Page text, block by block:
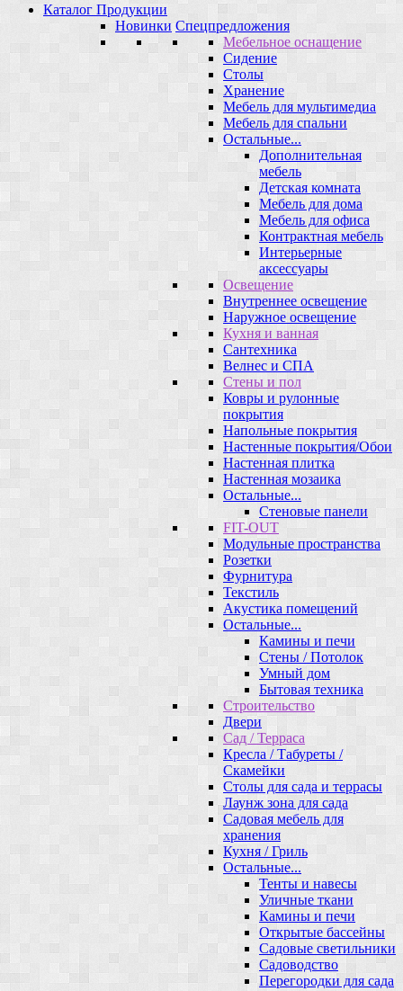
Каталог Продукции
Новинки Спецпредложения
Мебельное оснащение
Сидение
Столы
Хранение
Мебель для мультимедиа
Мебель для спальни
Остальные...
Дополнительная
мебель
Детская комната
Мебель для дома
Мебель для офиса
Контрактная мебель
Интерьерные
аксессуары
Освещение
Внутреннее освещение
Наружное освещение
Кухня и ванная
Сантехника
Велнес и СПА
Стены и пол
Ковры и рулонные
покрытия
Напольные покрытия
Настенные покрытия/Обои
Настенная плитка
Настенная мозаика
Остальные...
Стеновые панели
FIT-OUT
Модульные пространства
Розетки
Фурнитура
Текстиль
Акустика помещений
Остальные...
Камины и печи
Стены / Потолок
Умный дом
Бытовая техника
Строительство
Двери
Сад / Терраса
Кресла / Табуреты /
Скамейки
Столы для сада и террасы
Лаунж зона для сада
Садовая мебель для
хранения
Кухня / Гриль
Остальные...
Тенты и навесы
Уличные ткани
Камины и печи
Открытые бассейны
Садовые светильники
Садоводство
Перегородки для сада